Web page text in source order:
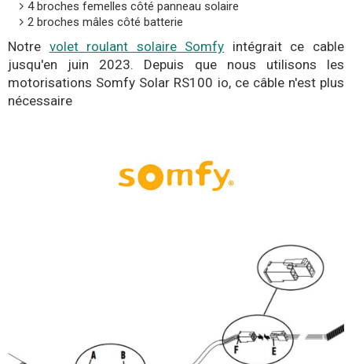
4 broches femelles côté panneau solaire
2 broches mâles côté batterie
Notre volet roulant solaire Somfy intégrait ce cable
jusqu'en juin 2023. Depuis que nous utilisons les
motorisations Somfy Solar RS100 io, ce câble n'est plus
nécessaire